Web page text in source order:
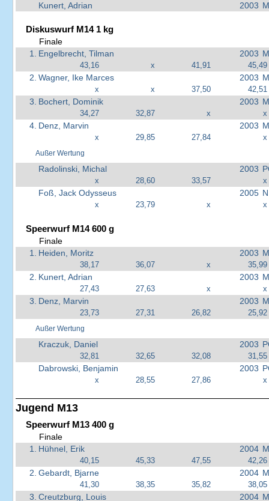
Kunert, Adrian
2003
Diskuswurf M14 1 kg
Finale
1.
Engelbrecht, Tilman 2003
43,16 x 41,91 45,49
2. Wagner, Ike Marces 2003
x x 37,50 42,51
3. Bochert, Dominik 2003
34,27 32,87 x x
4. Denz, Marvin 2003
x 29,85 27,84 x
Außer Wertung
Radolinski, Michal 2003
x 28,60 33,57 x
Foß, Jack Odysseus 2005
x 23,79 x x
Speerwurf M14 600 g
Finale
1.
Heiden, Moritz 2003
38,17 36,07 x 35,99
2. Kunert, Adrian 2003
27,43 27,63 x x
3. Denz, Marvin 2003
23,73 27,31 26,82 25,92
Außer Wertung
Kraczuk, Daniel 2003
32,81 32,65 32,08 31,55
Dabrowski, Benjamin 2003
x 28,55 27,86 x
Jugend M13
Speerwurf M13 400 g
Finale
1.
Hühnel, Erik 2004
40,15 45,33 47,55 42,26
2. Gebardt, Bjarne 2004
41,30 38,35 35,82 38,05
3. Creutzburg, Louis 2004